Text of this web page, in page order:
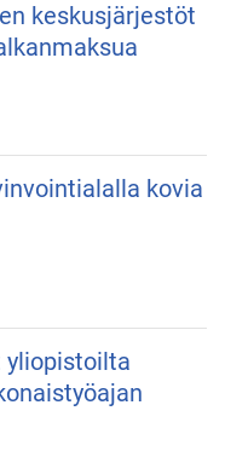
keskusjärjestöt
kovia
yliopistoilta